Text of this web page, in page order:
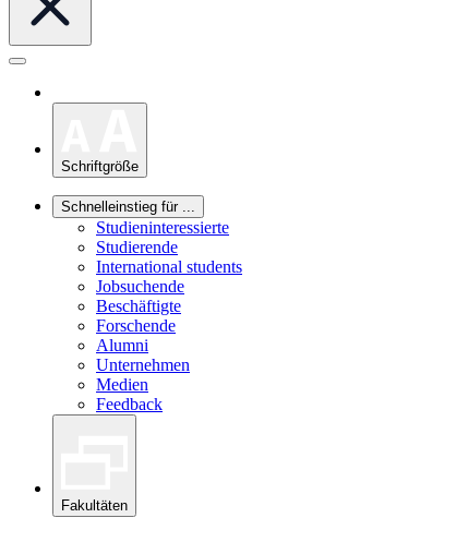
Schriftgröße
Schnelleinstieg für ...
Studieninteressierte
Studierende
International students
Jobsuchende
Beschäftigte
Forschende
Alumni
Unternehmen
Medien
Feedback
Fakultäten